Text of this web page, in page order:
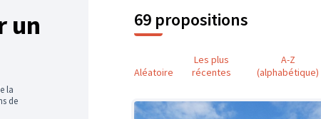
un
la
de
69 propositions
Aléatoire
Les plus
récentes
A-Z
(alphabétique)